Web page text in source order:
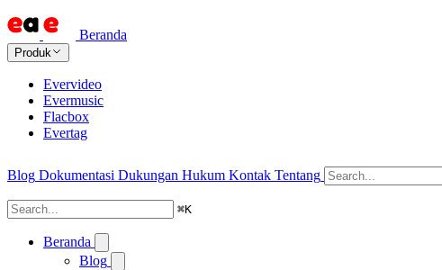
Beranda
Produk
Evervideo
Evermusic
Flacbox
Evertag
Blog Dokumentasi Dukungan Hukum Kontak Tentang
⌘K
Beranda
Blog